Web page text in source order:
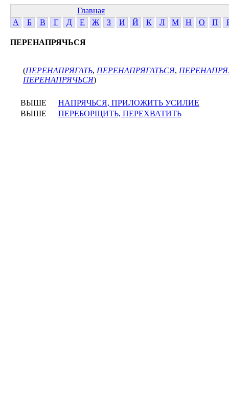
Главная
А
Б В Г Д Е Ж З И Й К Л М Н О П
ПЕРЕНАПРЯЧЬСЯ
(ПЕРЕНАПРЯГАТЬ, ПЕРЕНАПРЯГАТЬСЯ,
ПЕРЕНАПРЯЧЬСЯ)
ВЫШЕ
НАПРЯЧЬСЯ, ПРИЛОЖИТЬ УСИЛИЕ
ВЫШЕ
ПЕРЕБОРЩИТЬ, ПЕРЕХВАТИТЬ